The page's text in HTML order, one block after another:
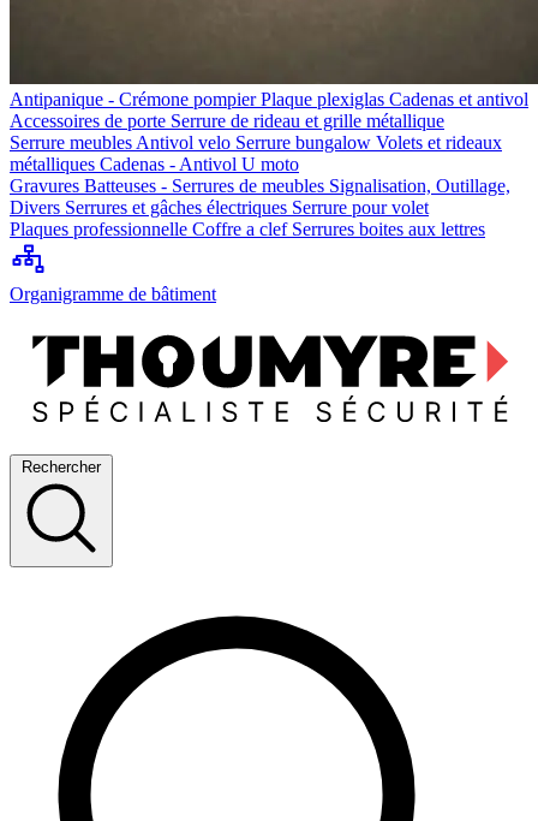
Antipanique - Crémone pompierPlaque plexiglas Cadenas et antivol
Accessoires de porte Serrure de rideau et grille métallique
Serrure meubles Antivol velo Serrure bungalow Volets et rideaux
métalliques Cadenas - Antivol U moto
Gravures Batteuses - Serrures de meubles Signalisation, Outillage,
Divers Serrures et gâches électriques Serrure pour volet
Plaques professionnelle Coffre a clef Serrures boites aux lettres
Organigramme de bâtiment
Rechercher